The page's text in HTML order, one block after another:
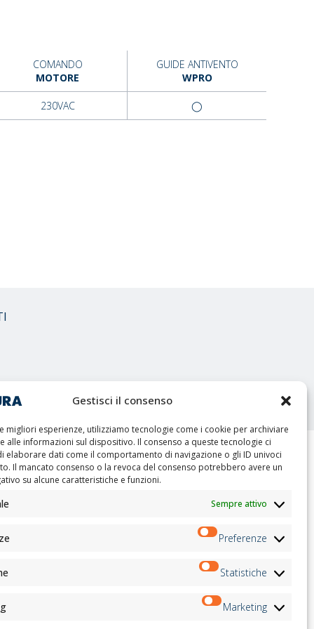
Gestisci il consenso
migliori esperienze, utilizziamo tecnologie come i cookie per archiviare
alle informazioni sul dispositivo. Il consenso a queste tecnologie ci
elaborare dati come il comportamento di navigazione o gli ID univoci
Il mancato consenso o la revoca del consenso potrebbero avere un
su alcune caratteristiche e funzioni.
Sempre attivo
Preferenze
Statistiche
Marketing
COMANDO
MOTORE
GUIDE ANTIVENTO
WPRO
230VAC ◯
Newsletter